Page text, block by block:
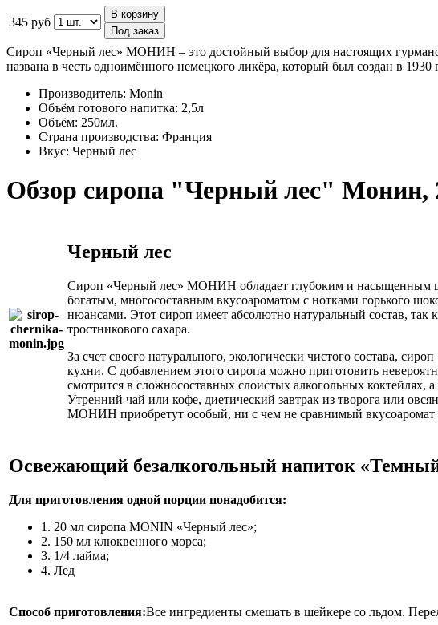
345 руб
В корзину
Под заказ
Сироп «Черный лес» МОНИН – это достойный выбор для настоящих
названа в честь одноимённого немецкого ликёра, который был создан в
Производитель: Monin
Объём готового напитка: 2,5л
Объём: 250мл.
Страна производства: Франция
Вкус: Черный лес
Обзор сиропа "Черный лес" Монин,
Черный лес
Сироп «Черный лес» МОНИН обладает глубоким и насыщенным
богатым, многосоставным вкусоароматом с нотками горького
нюансами. Этот сироп имеет абсолютно натуральный состав, так
тростникового сахара.
За счет своего натурального, экологически чистого состава,
кухни. С добавлением этого сиропа можно приготовить
смотрится в сложносоставных слоистых алкогольных
Утренний чай или кофе, диетический завтрак из творога или
МОНИН приобретут особый, ни с чем не сравнимый
Освежающий безалкогольный напиток
Для приготовления одной порции понадобится:
1. 20 мл сиропа MONIN «Черный лес»;
2. 150 мл клюквенного морса;
3. 1/4 лайма;
4. Лед
Способ приготовления:Все ингредиенты смешать в шейкере со льдом.